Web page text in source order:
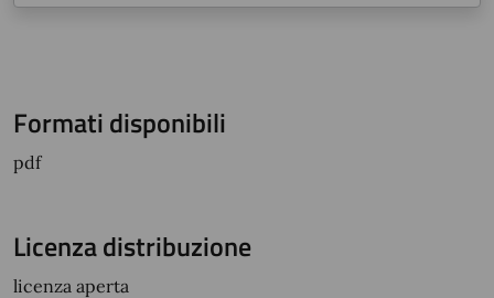
Formati disponibili
pdf
Licenza distribuzione
licenza aperta